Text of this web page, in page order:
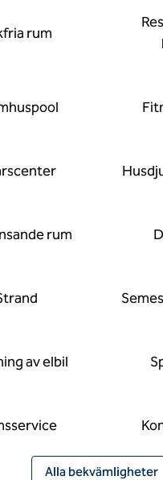
rum
rum
av elbil
Alla bekvämligheter